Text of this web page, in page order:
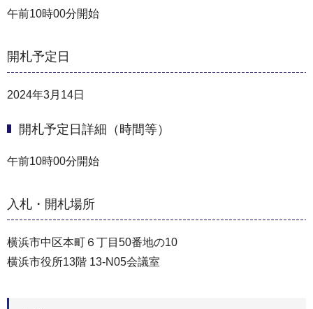
午前10時00分開始
開札予定日
2024年3月14日
開札予定日詳細（時間等）
午前10時00分開始
入札・開札場所
横浜市中区本町６丁目50番地の10
横浜市役所13階 13-N05会議室